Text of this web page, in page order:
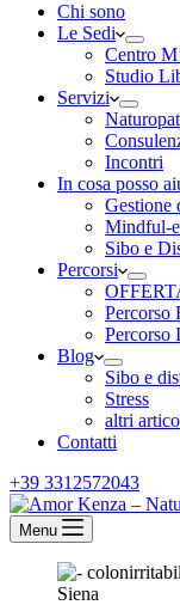
Chi sono
Le Sedi
Centro
Studio
Servizi
Incontri
In cosa posso
Gestione
Mindful-
Sibo e
Percorsi
Percorso
Percorso
Blog
Sibo e
Stress
altri
Contatti
+39 3312572043
Menu